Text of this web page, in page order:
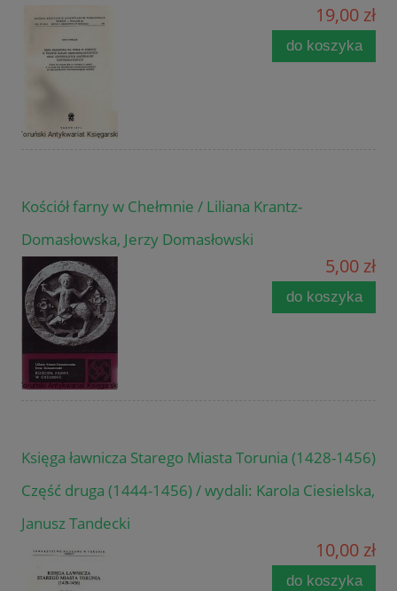
19,00 zł
do koszyka
Kościół farny w Chełmnie / Liliana Krantz-
Domasłowska, Jerzy Domasłowski
5,00 zł
do koszyka
Księga ławnicza Starego Miasta Torunia (1428-1456)
Część druga (1444-1456) / wydali: Karola Ciesielska,
Janusz Tandecki
10,00 zł
do koszyka